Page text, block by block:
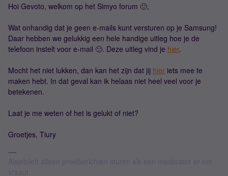
Hoi Gevoto, welkom op het Simyo forum 🙂,
Wat onhandig dat je geen e-mails kunt versturen op je Samsung!
Daar hebben we gelukkig een hele handige uitleg hoe je de
telefoon instelt voor e-mail 🙂. Deze uitleg vind je hier.
Mocht het niet lukken, dan kan het zijn dat jij hier iets mee te
maken hebt. In dat geval kan ik helaas niet heel veel voor je
betekenen.
Laat je me weten of het is gelukt of niet?
Groetjes, Tiury